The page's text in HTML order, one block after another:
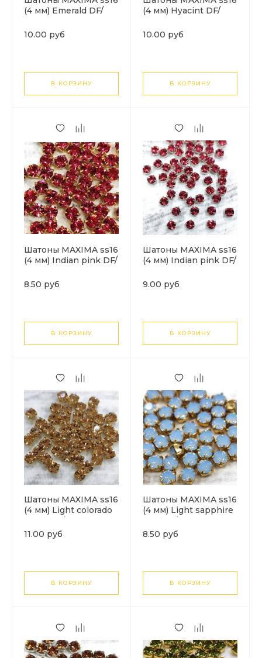
(4 мм) Emerald DF/
10.00 руб
В КОРЗИНУ
(4 мм) Hyacint DF/
10.00 руб
В КОРЗИНУ
Шатоны MAXIMA ss16
(4 мм) Indian pink DF/
8.50 руб
В КОРЗИНУ
Шатоны MAXIMA ss16
(4 мм) Indian pink DF/
9.00 руб
В КОРЗИНУ
Шатоны MAXIMA ss16
(4 мм) Light colorado
11.00 руб
В КОРЗИНУ
Шатоны MAXIMA ss16
(4 мм) Light sapphire
8.50 руб
В КОРЗИНУ